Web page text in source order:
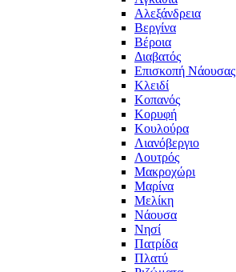
Αλεξάνδρεια
Βεργίνα
Βέροια
Διαβατός
Επισκοπή Νάουσας
Κλειδί
Κοπανός
Κορυφή
Κουλούρα
Λιανόβεργιο
Λουτρός
Μακροχώρι
Μαρίνα
Μελίκη
Νάουσα
Νησί
Πατρίδα
Πλατύ